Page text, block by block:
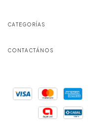
CATEGORÍAS
CONTACTÁNOS